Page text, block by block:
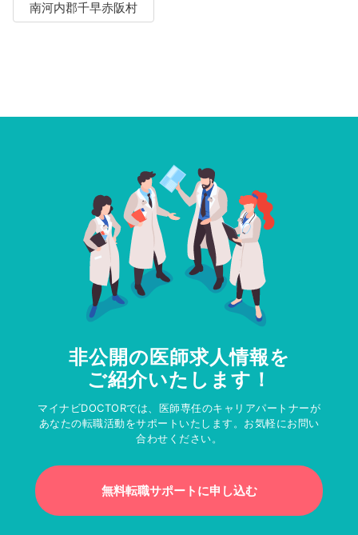
南河内郡千早赤阪村
非公開の医師求人情報を
ご紹介いたします！
マイナビDOCTORでは、医師専任のキャリアパートナーが
あなたの転職活動をサポートいたします。お気軽にお問い
合わせください。
無料転職サポートに申し込む